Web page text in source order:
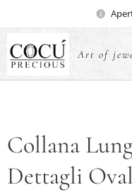
Art of
Collana
Dettagli